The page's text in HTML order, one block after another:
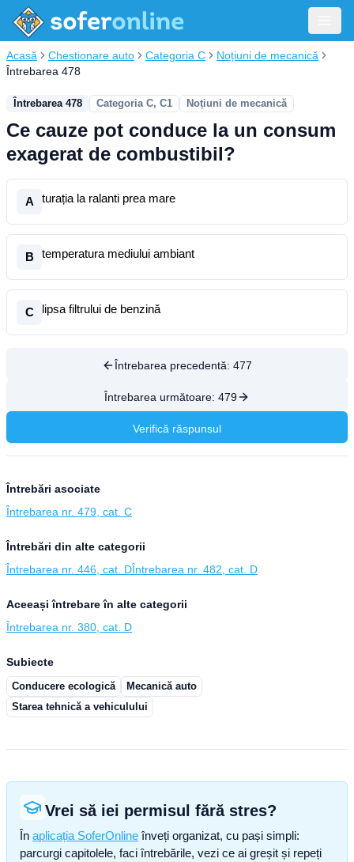
Acasă Chestionare auto Categoria C
Noțiuni de mecanică
Întrebarea 478
Întrebarea 478 Categoria C, C1 Noțiuni de mecanică
Ce cauze pot conduce la un consum
exagerat de combustibil?
A turația la ralanti prea mare
B temperatura mediului ambiant
C lipsa filtrului de benzină
Întrebarea precedentă: 477
Întrebarea următoare: 479
Verifică răspunsul
Întrebări asociate
Întrebarea nr. 479, cat. C
Întrebări din alte categorii
Întrebarea nr. 446, cat. DÎntrebarea nr. 482, cat. D
Aceeași întrebare în alte categorii
Întrebarea nr. 380, cat. D
Subiecte
Conducere ecologică
Mecanică auto
Starea tehnică a vehiculului
Vrei să iei permisul fără stres?
În aplicația SoferOnline înveți organizat, cu pași simpli:
parcurgi capitolele, faci întrebările, vezi ce ai greșit și repeți